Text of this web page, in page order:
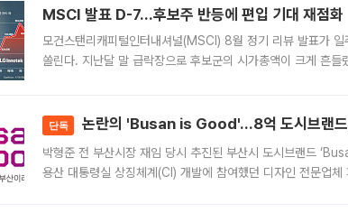
MSCI 발표 D-7…후보주 반등에 편입 기대 재점화
모건스탠리캐피털인터내셔널(MSCI) 8월 정기 리뷰 발표가
쏠린다. 지난달 말 급락장으로 후보군의 시가총액이 크게 흔
단독 논란의 'Busan is Good'…8억 도시브랜드,
박형준 전 부산시장 재임 당시 추진된 부산시 도시브랜드
용산 대통령실 상징체계(CI) 개발에 참여했던 디자인 전문업